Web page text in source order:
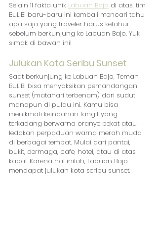
Selain 11 fakta unik Labuan Bajo di atas, tim
BuLiBi baru-baru ini kembali mencari tahu
apa saja yang traveler harus ketahui
sebelum berkunjung ke Labuan Bajo. Yuk,
simak di bawah ini!
Julukan Kota Seribu Sunset
Saat berkunjung ke Labuan Bajo, Teman
BuLiBi bisa menyaksikan pemandangan
sunset (matahari terbenam) dari sudut
manapun di pulau ini. Kamu bisa
menikmati keindahan langit yang
terkadang berwarna oranye pekat atau
ledakan perpaduan warna merah muda
di berbagai tempat. Mulai dari pantai,
bukit, dermaga, cafe, hotel, atau di atas
kapal. Karena hal inilah, Labuan Bajo
mendapat julukan kota seribu sunset.